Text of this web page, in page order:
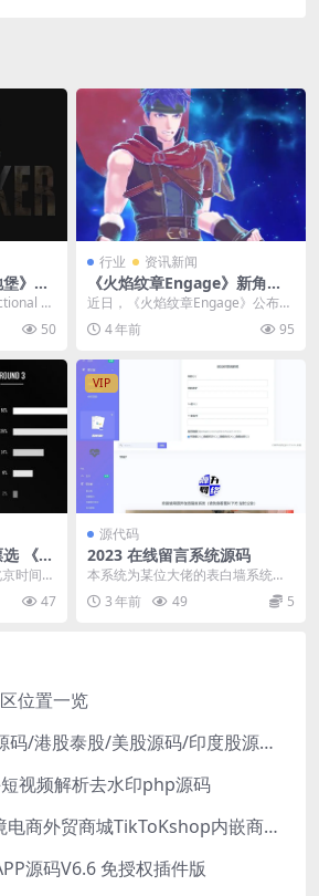
》预
G
戏，近
50
行业 资讯新闻
《火焰纹章Engage》新角色
艾克介绍：苍炎的纹章士
近日，《火焰纹章Engage》公布了
新角色“艾克”的介绍视频。“苍炎的
纹章士”艾...
4 年前 95
《索
得票
时间1
TGA 2
47
VIP
源代码
2023 在线留言系统源码
本系统为某位大佬的表白墙系统二
开，嘎嘎简单，仅做了很简单的改
变 改成了留言墙了
3 年前 49 5
位置一览
海外股票交易源码/港股泰股/美股源码/印度股源码/马拉西亚股票源码/国际股票配资
视频解析去水印php源码
Java多语言跨境电商外贸商城TikToKshop内嵌商城I商家入驻I一键铺
源码V6.6 免授权插件版